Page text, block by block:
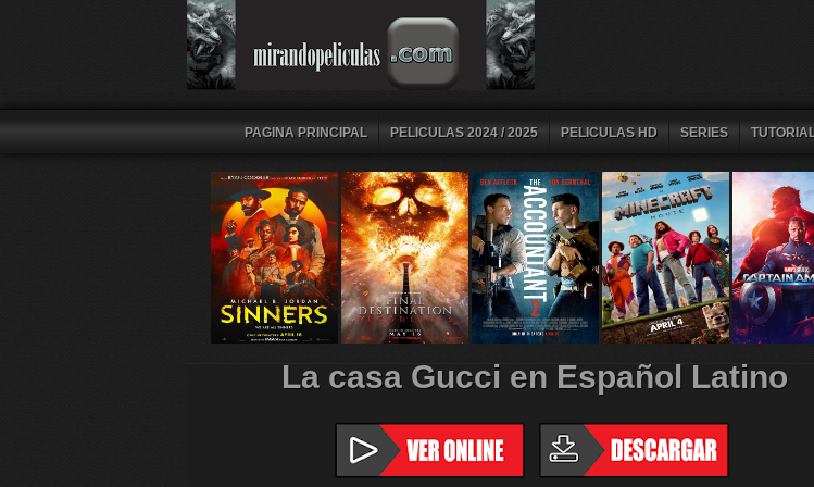
PAGINA PRINCIPAL PELICULAS 2024 / 2025 PELICULAS HD SERIES
La casa Gucci en Español Latino